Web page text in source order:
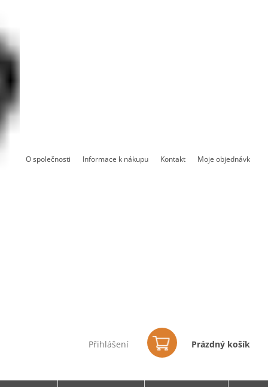
O společnosti Informace k nákupu Kontakt Moje objednávka
Přihlášení
košík
Prázdný košík